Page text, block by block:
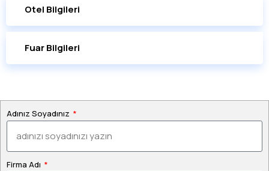
Otel Bilgileri
Fuar Bilgileri
Adınız Soyadınız
Firma Adı